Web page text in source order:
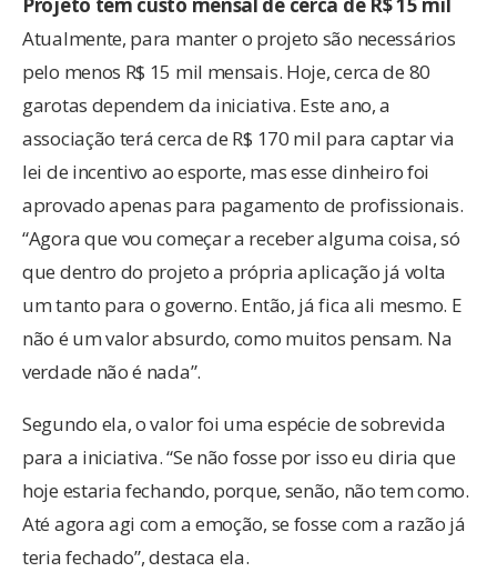
Projeto tem custo mensal de cerca de R$ 15 mil
Atualmente, para manter o projeto são necessários
pelo menos R$ 15 mil mensais. Hoje, cerca de 80
garotas dependem da iniciativa. Este ano, a
associação terá cerca de R$ 170 mil para captar via
lei de incentivo ao esporte, mas esse dinheiro foi
aprovado apenas para pagamento de profissionais.
“Agora que vou começar a receber alguma coisa, só
que dentro do projeto a própria aplicação já volta
um tanto para o governo. Então, já fica ali mesmo. E
não é um valor absurdo, como muitos pensam. Na
verdade não é nada”.
Segundo ela, o valor foi uma espécie de sobrevida
para a iniciativa. “Se não fosse por isso eu diria que
hoje estaria fechando, porque, senão, não tem como.
Até agora agi com a emoção, se fosse com a razão já
teria fechado”, destaca ela.